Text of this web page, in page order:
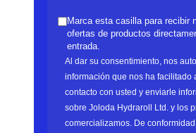
Marca esta casilla para recibir
ofertas de productos
entrada.
Al dar su consentimiento, nos
información que nos ha facilitado
contacto con usted y enviarle
sobre Joloda Hydraroll Ltd. y los
comercializamos. De